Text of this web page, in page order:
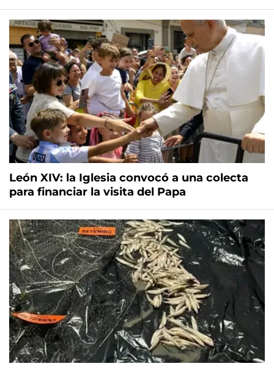
León XIV: la Iglesia convocó a una colecta
para financiar la visita del Papa